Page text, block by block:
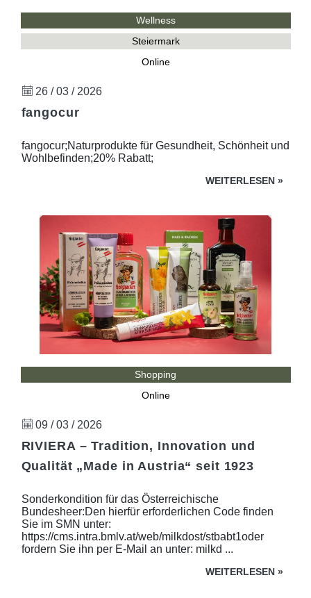
Wellness
Steiermark
Online
26 / 03 / 2026
fangocur
fangocur;Naturprodukte für Gesundheit, Schönheit und
Wohlbefinden;20% Rabatt;
WEITERLESEN »
Shopping
Online
09 / 03 / 2026
RIVIERA – Tradition, Innovation und
Qualität „Made in Austria“ seit 1923
Sonderkondition für das Österreichische
Bundesheer:Den hierfür erforderlichen Code finden
Sie im SMN unter:
https://cms.intra.bmlv.at/web/milkdost/stbabt1oder
fordern Sie ihn per E-Mail an unter: milkd ...
WEITERLESEN »